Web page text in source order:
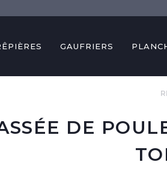
GAUFRIERS
DE